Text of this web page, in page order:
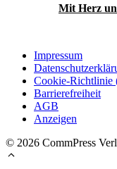
Mit Herz
Impressum
Cookie-Richtlinie
Barrierefreiheit
AGB
Anzeigen
© 2026 CommPress